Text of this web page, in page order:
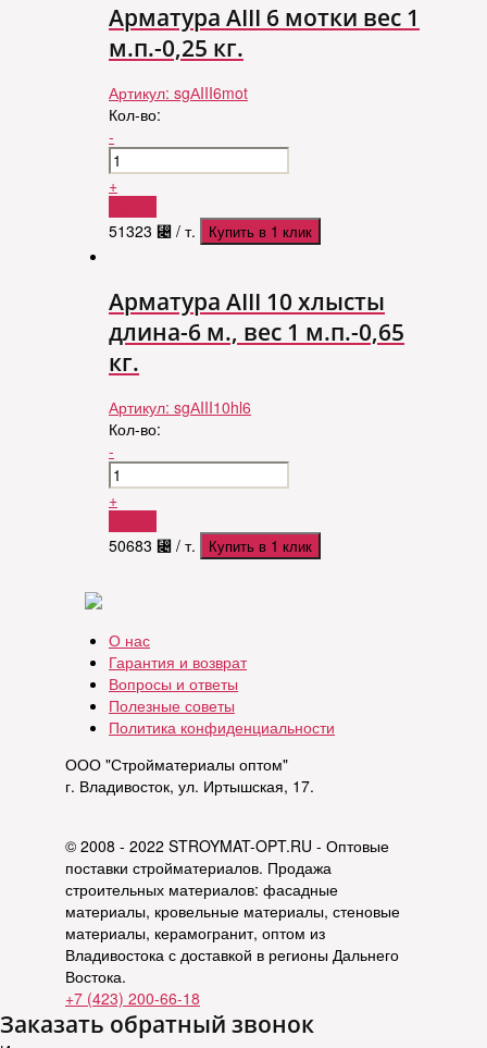
Арматура АIII 6 мотки вес 1
м.п.-0,25 кг.
Артикул: sgАIII6mot
Кол-во:
-
+
51323 ⃄ / т. Купить в 1 клик
Арматура АIII 10 хлысты
длина-6 м., вес 1 м.п.-0,65
кг.
Артикул: sgАIII10hl6
Кол-во:
-
+
50683 ⃄ / т. Купить в 1 клик
О нас
Гарантия и возврат
Вопросы и ответы
Полезные советы
Политика конфиденциальности
ООО "Стройматериалы оптом"
г. Владивосток, ул. Иртышская, 17.
© 2008 - 2022 STROYMAT-OPT.RU - Оптовые
поставки стройматериалов. Продажа
строительных материалов: фасадные
материалы, кровельные материалы, стеновые
материалы, керамогранит, оптом из
Владивостока с доставкой в регионы Дальнего
Востока.
+7 (423) 200-66-18
Заказать обратный звонок